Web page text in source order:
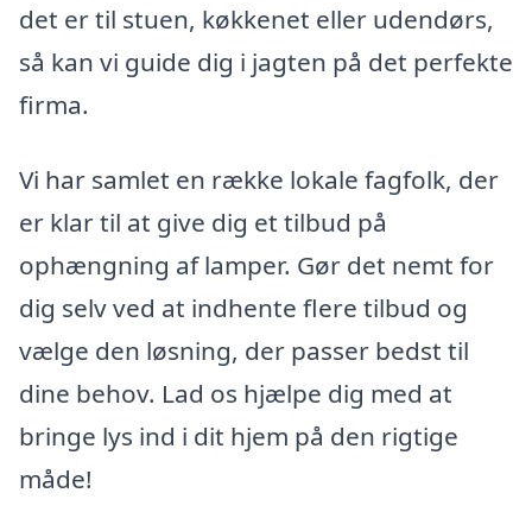
det er til stuen, køkkenet eller udendørs,
så kan vi guide dig i jagten på det perfekte
firma.
Vi har samlet en række lokale fagfolk, der
er klar til at give dig et tilbud på
ophængning af lamper. Gør det nemt for
dig selv ved at indhente flere tilbud og
vælge den løsning, der passer bedst til
dine behov. Lad os hjælpe dig med at
bringe lys ind i dit hjem på den rigtige
måde!